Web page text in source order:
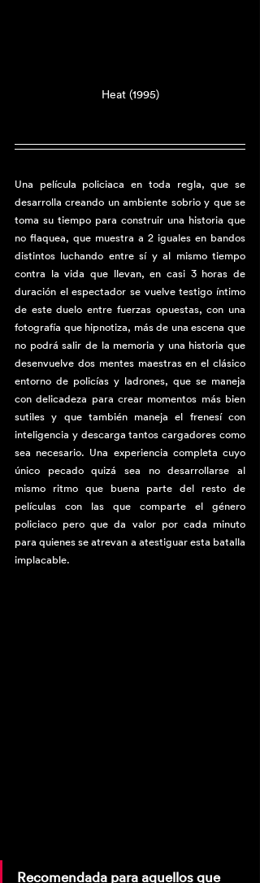
Heat (1995)
Una película policiaca en toda regla, que se
desarrolla creando un ambiente sobrio y que se
toma su tiempo para construir una historia que
no flaquea, que muestra a 2 iguales en bandos
distintos luchando entre sí y al mismo tiempo
contra la vida que llevan, en casi 3 horas de
duración el espectador se vuelve testigo íntimo
de este duelo entre fuerzas opuestas, con una
fotografía que hipnotiza, más de una escena que
no podrá salir de la memoria y una historia que
desenvuelve dos mentes maestras en el clásico
entorno de policías y ladrones, que se maneja
con delicadeza para crear momentos más bien
sutiles y que también maneja el frenesí con
inteligencia y descarga tantos cargadores como
sea necesario. Una experiencia completa cuyo
único pecado quizá sea no desarrollarse al
mismo ritmo que buena parte del resto de
películas con las que comparte el género
policiaco pero que da valor por cada minuto
para quienes se atrevan a atestiguar esta batalla
implacable.
Recomendada para aquellos que